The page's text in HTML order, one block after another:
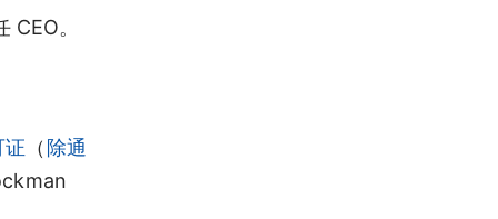
。
证 （ 除通